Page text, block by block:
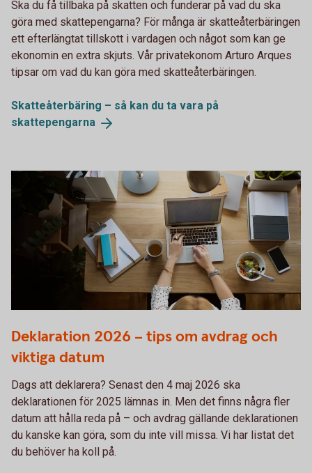
Ska du få tillbaka på skatten och funderar på vad du ska
göra med skattepengarna? För många är skatteåterbäringen
ett efterlängtat tillskott i vardagen och något som kan ge
ekonomin en extra skjuts. Vår privatekonom Arturo Arques
tipsar om vad du kan göra med skatteåterbäringen.
Skatteåterbäring – så kan du ta vara på
skattepengarna
Deklaration 2026 – tips om avdrag och
viktiga datum
Dags att deklarera? Senast den 4 maj 2026 ska
deklarationen för 2025 lämnas in. Men det finns några fler
datum att hålla reda på – och avdrag gällande deklarationen
du kanske kan göra, som du inte vill missa. Vi har listat det
du behöver ha koll på.